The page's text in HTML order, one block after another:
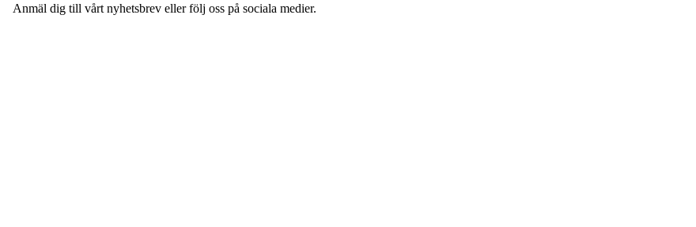
Anmäl dig till vårt nyhetsbrev eller följ oss på sociala medier.